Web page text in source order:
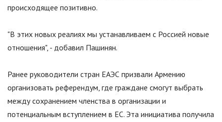
происходящее позитивно.
"В этих новых реалиях мы устанавливаем с Россией новые
отношения", - добавил Пашинян.
Ранее руководители стран ЕАЭС призвали Армению
организовать референдум, где граждане смогут выбрать
между сохранением членства в организации и
потенциальным вступлением в ЕС. Эта инициатива получила